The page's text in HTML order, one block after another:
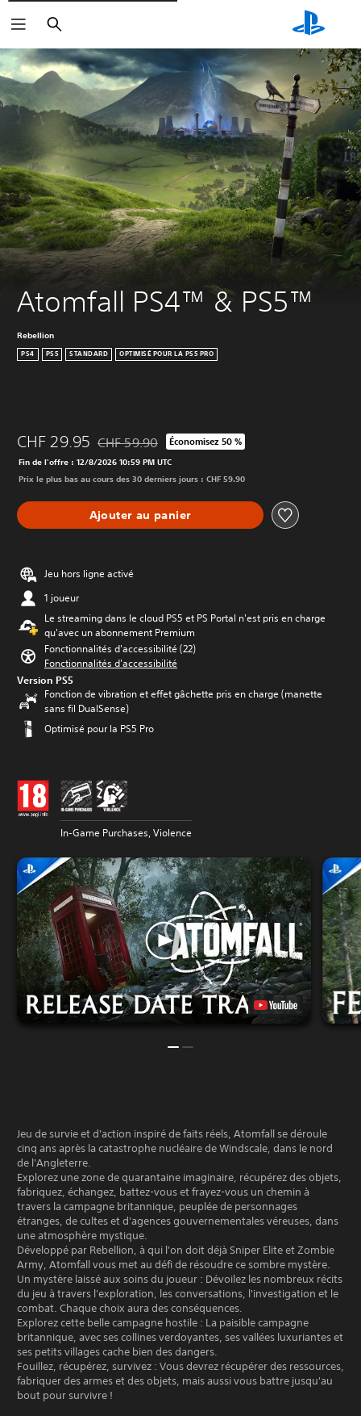
Rechercher
Atomfall PS4™ & PS5™
Rebellion
PS4 PS5 STANDARD OPTIMISÉ POUR LA PS5 PRO
CHF 29.95 Remise par rapport au prix d'origine de CHF
CHF 59.90 Économisez 50 %
Fin de l'offre : 12/8/2026 10:59 PM UTC
Prix le plus bas au cours des 30 derniers jours : CHF 59.90
Ajouter au panier
Jeu hors ligne activé
1 joueur
Le streaming dans le cloud PS5 et PS Portal n'est pris en charge
qu'avec un abonnement Premium
Fonctionnalités d'accessibilité (22)
Fonctionnalités d'accessibilité
Version PS5
Fonction de vibration et effet gâchette pris en charge (manette
sans fil DualSense)
Optimisé pour la PS5 Pro
In-Game Purchases, Violence
Jeu de survie et d'action inspiré de faits réels, Atomfall se déroule
cinq ans après la catastrophe nucléaire de Windscale, dans le nord
de l'Angleterre.
Explorez une zone de quarantaine imaginaire, récupérez des objets,
fabriquez, échangez, battez-vous et frayez-vous un chemin à
travers la campagne britannique, peuplée de personnages
étranges, de cultes et d'agences gouvernementales véreuses, dans
une atmosphère mystique.
Développé par Rebellion, à qui l'on doit déjà Sniper Elite et Zombie
Army, Atomfall vous met au défi de résoudre ce sombre mystère.
Un mystère laissé aux soins du joueur : Dévoilez les nombreux récits
du jeu à travers l'exploration, les conversations, l'investigation et le
combat. Chaque choix aura des conséquences.
Explorez cette belle campagne hostile : La paisible campagne
britannique, avec ses collines verdoyantes, ses vallées luxuriantes et
ses petits villages cache bien des dangers.
Fouillez, récupérez, survivez : Vous devrez récupérer des ressources,
fabriquer des armes et des objets, mais aussi vous battre jusqu'au
bout pour survivre !